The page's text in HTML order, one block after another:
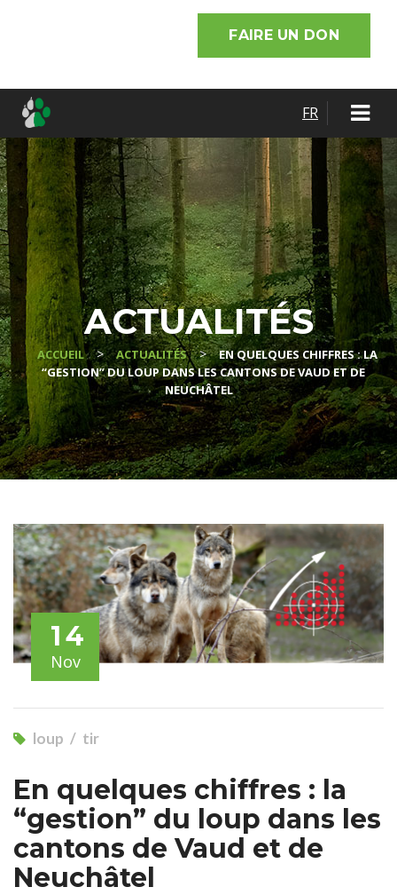
FAIRE UN DON
FR
ACTUALITÉS
ACCUEIL > ACTUALITÉS > EN QUELQUES CHIFFRES : LA
“GESTION” DU LOUP DANS LES CANTONS DE VAUD ET DE
NEUCHÂTEL
14
Nov
loup tir
En quelques chiffres : la
“gestion” du loup dans les
cantons de Vaud et de
Neuchâtel